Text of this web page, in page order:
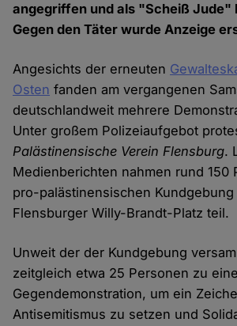
angegriffen und als "Scheiß Jude"
Gegen den Täter wurde Anzeige
Angesichts der erneuten
Osten fanden am vergangenen
deutschlandweit mehrere
Unter großem Polizeiaufgebot
Palästinensische Verein Flensburg.
Medienberichten nahmen rund 150
pro-palästinensischen Kundgebung
Flensburger Willy-Brandt-Platz teil.
Unweit der der Kundgebung
zeitgleich etwa 25 Personen zu
Gegendemonstration, um ein
Antisemitismus zu setzen und